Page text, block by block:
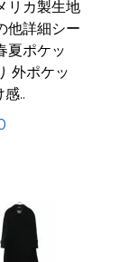
リカ製生地
他詳細シー
夏ポケッ
外ポケッ
感..